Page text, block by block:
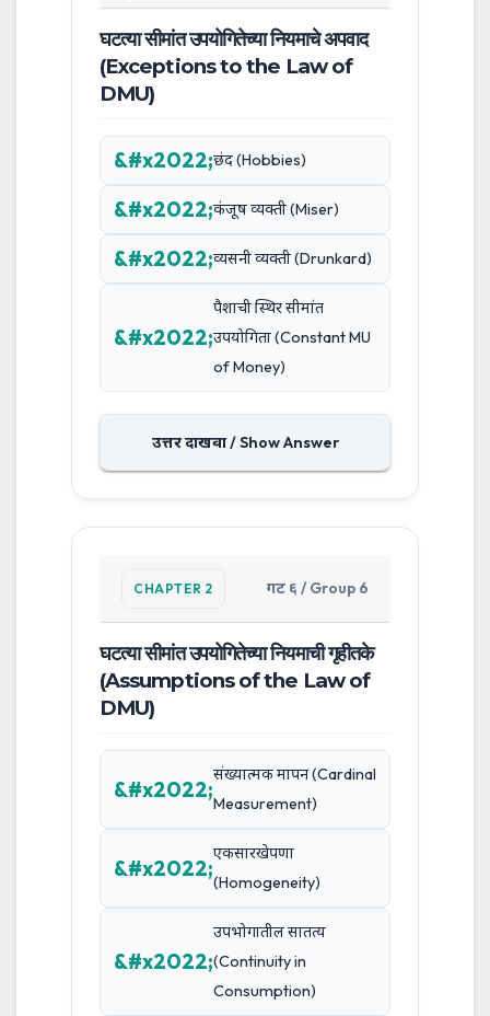
घटत्या सीमांत उपयोगितेच्या नियमाचे अपवाद
(Exceptions to the Law of
DMU)
छंद (Hobbies)
कंजूष व्यक्ती (Miser)
व्यसनी व्यक्ती (Drunkard)
पैशाची स्थिर सीमांत
उपयोगिता (Constant MU
of Money)
उत्तर दाखवा / Show Answer
CHAPTER 2 गट ६ / Group 6
घटत्या सीमांत उपयोगितेच्या नियमाची गृहीतके
(Assumptions of the Law of
DMU)
संख्यात्मक मापन (Cardinal
Measurement)
एकसारखेपणा
(Homogeneity)
उपभोगातील सातत्य
(Continuity in
Consumption)